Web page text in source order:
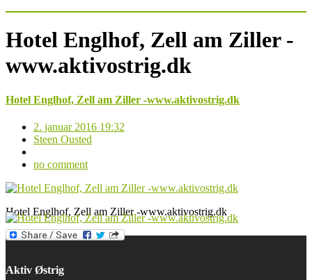
Hotel Englhof, Zell am Ziller -
www.aktivostrig.dk
Hotel Englhof, Zell am Ziller -www.aktivostrig.dk
2. januar 2016 19:32
Steen Ousted
no comment
Hotel Englhof, Zell am Ziller -www.aktivostrig.dk
Aktiv Østrig